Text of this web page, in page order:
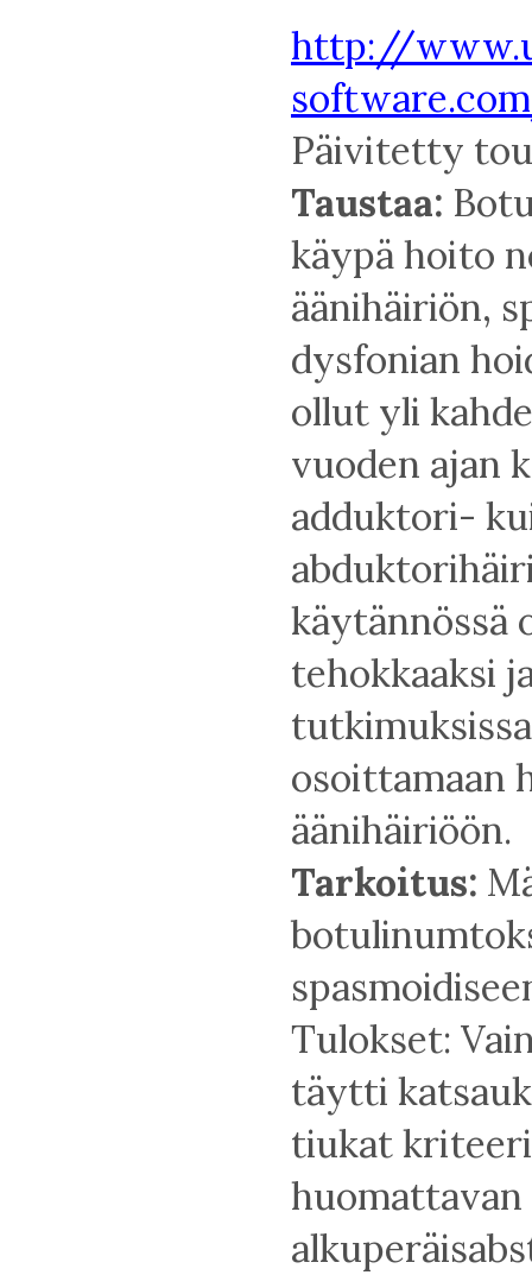
http://
Päivitetty
Taustaa:
käypä hoito
äänihäiriön,
dysfonian
ollut yli
vuoden ajan
adduktori-
käytännössä
tehokkaaksi
osoittamaan
äänihäiriöön.
Tarkoitus:
Tulokset:
täytti
tiukat